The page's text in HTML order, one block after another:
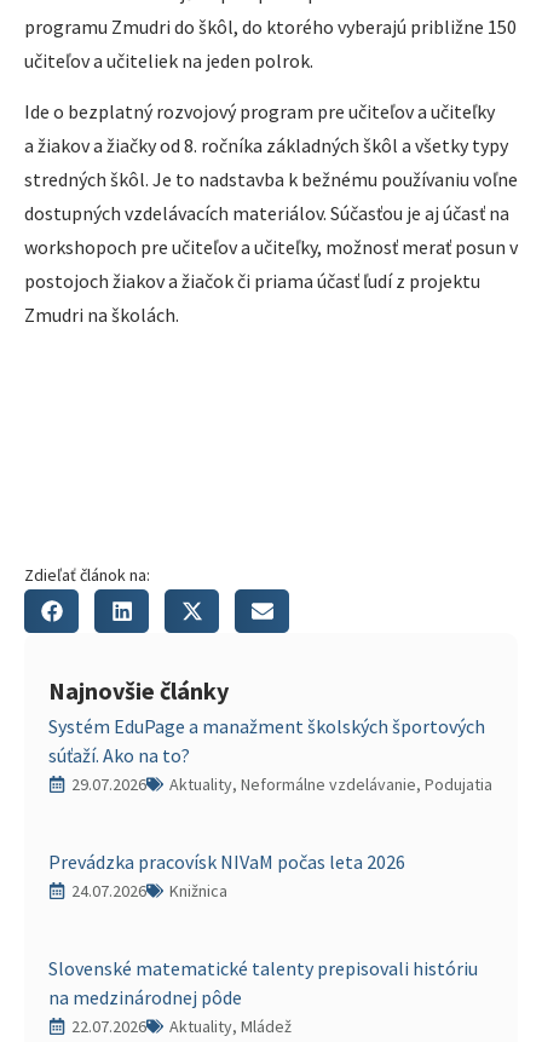
programu Zmudri do škôl, do ktorého vyberajú približne 150
učiteľov a učiteliek na jeden polrok.
Ide o bezplatný rozvojový program pre učiteľov a učiteľky
a žiakov a žiačky od 8. ročníka základných škôl a všetky typy
stredných škôl. Je to nadstavba k bežnému používaniu voľne
dostupných vzdelávacích materiálov. Súčasťou je aj účasť na
workshopoch pre učiteľov a učiteľky, možnosť merať posun v
postojoch žiakov a žiačok či priama účasť ľudí z projektu
Zmudri na školách.
Zdieľať článok na:
Najnovšie články
Systém EduPage a manažment školských športových
súťaží. Ako na to?
29.07.2026 Aktuality, Neformálne vzdelávanie, Podujatia
Prevádzka pracovísk NIVaM počas leta 2026
24.07.2026 Knižnica
Slovenské matematické talenty prepisovali históriu
na medzinárodnej pôde
22.07.2026 Aktuality, Mládež